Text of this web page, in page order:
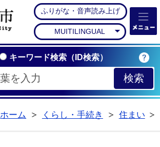
石岡市公式ホームペー
ふりがな・音声読み上げ
MUITILINGUAL
キーワード検索（ID検索）
ホーム
くらし・手続き
住まい